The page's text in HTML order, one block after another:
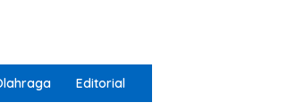
Editorial